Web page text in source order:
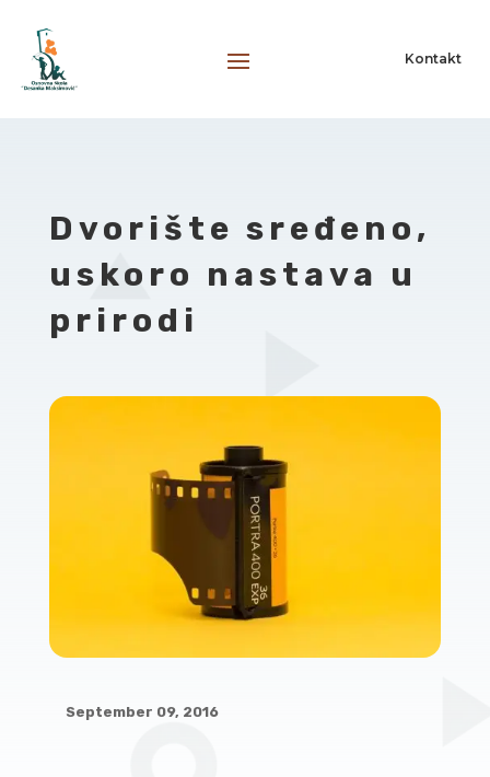
Kontakt
Dvorište sređeno,
uskoro nastava u
prirodi
September 09, 2016